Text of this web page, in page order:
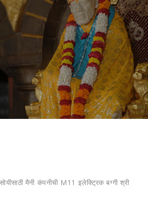
मैनी कंपनीची M11 इलेक्ट्रिक बग्गी श्री